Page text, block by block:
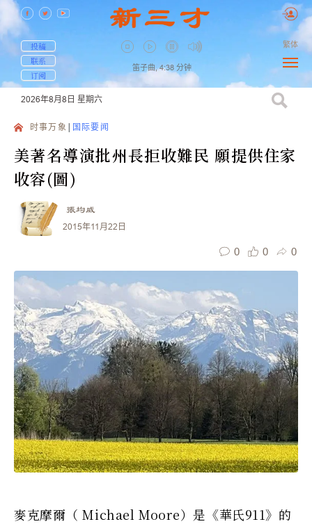
投稿
联系
订阅
笛子曲, 4:38 分钟
繁体
2026年8月8日 星期六
时事万象 国际要闻
美著名導演批州長拒收難民 願提供住家
收容(圖)
張均威
2015年11月22日
0 0 0
麥克摩爾（ Michael Moore）是《華氏911》的